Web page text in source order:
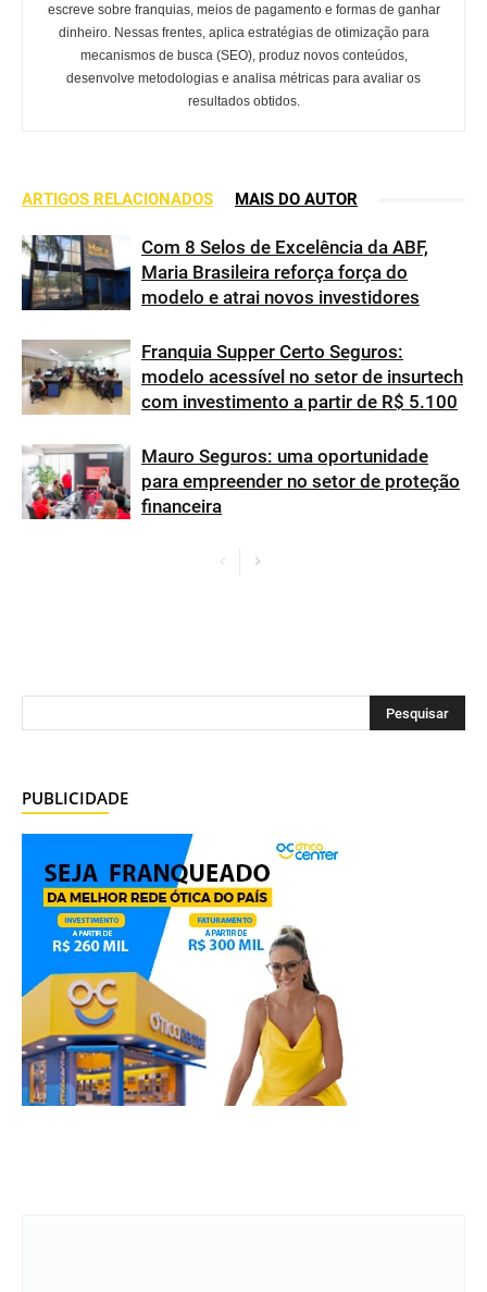
escreve sobre franquias, meios de pagamento e formas de ganhar
dinheiro. Nessas frentes, aplica estratégias de otimização para
mecanismos de busca (SEO), produz novos conteúdos,
desenvolve metodologias e analisa métricas para avaliar os
resultados obtidos.
ARTIGOS RELACIONADOS MAIS DO AUTOR
Com 8 Selos de Excelência da ABF,
Maria Brasileira reforça força do
modelo e atrai novos investidores
Franquia Supper Certo Seguros:
modelo acessível no setor de insurtech
com investimento a partir de R$ 5.100
Mauro Seguros: uma oportunidade
para empreender no setor de proteção
financeira
PUBLICIDADE